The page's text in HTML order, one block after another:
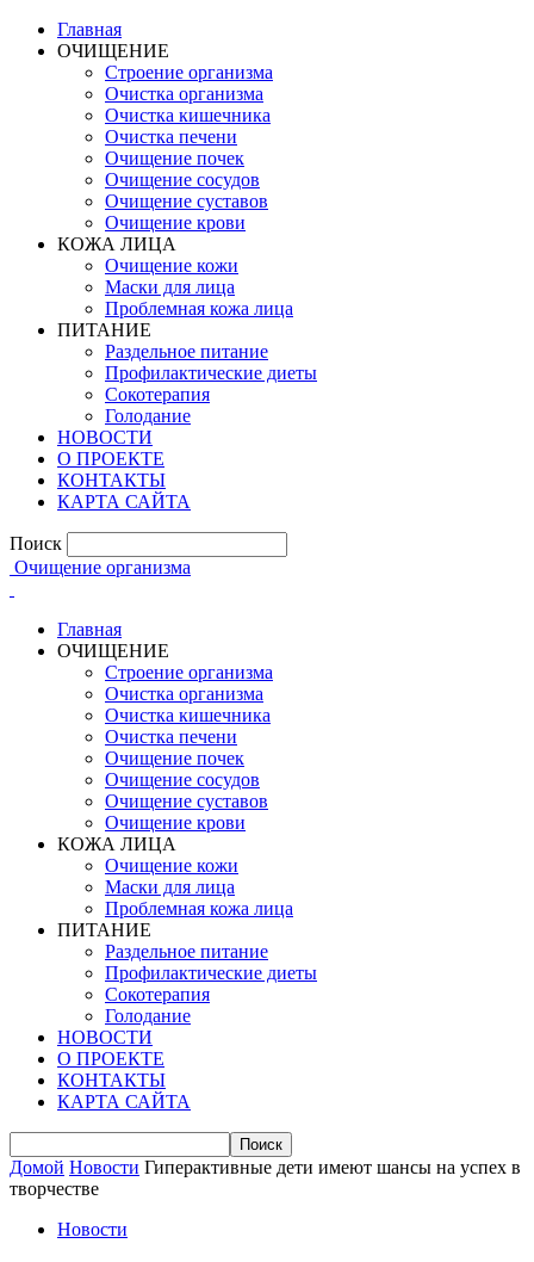
Главная
ОЧИЩЕНИЕ
Строение организма
Очистка организма
Очистка кишечника
Очистка печени
Очищение почек
Очищение сосудов
Очищение суставов
Очищение крови
КОЖА ЛИЦА
Очищение кожи
Маски для лица
Проблемная кожа лица
ПИТАНИЕ
Раздельное питание
Профилактические диеты
Сокотерапия
Голодание
НОВОСТИ
О ПРОЕКТЕ
КОНТАКТЫ
КАРТА САЙТА
Поиск
Очищение организма
Главная
ОЧИЩЕНИЕ
Строение организма
Очистка организма
Очистка кишечника
Очистка печени
Очищение почек
Очищение сосудов
Очищение суставов
Очищение крови
КОЖА ЛИЦА
Очищение кожи
Маски для лица
Проблемная кожа лица
ПИТАНИЕ
Раздельное питание
Профилактические диеты
Сокотерапия
Голодание
НОВОСТИ
О ПРОЕКТЕ
КОНТАКТЫ
КАРТА САЙТА
Домой Новости Гиперактивные дети имеют шансы на успех в
творчестве
Новости